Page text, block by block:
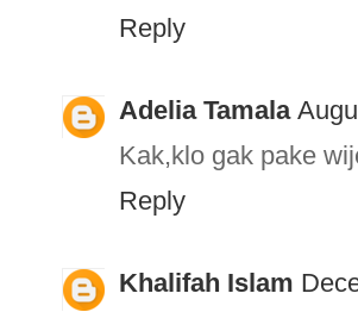
Reply
Adelia Tamala
Kak,klo gak pake
Reply
Khalifah Islam